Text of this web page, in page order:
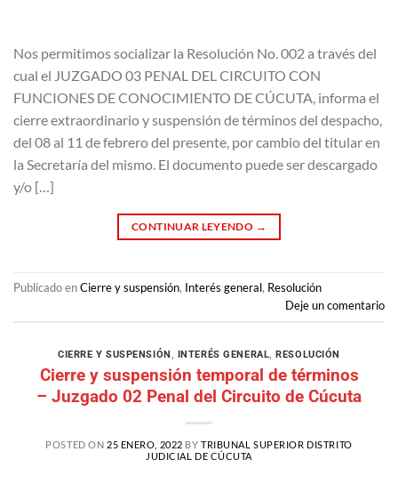
Nos permitimos socializar la Resolución No. 002 a través del
cual el JUZGADO 03 PENAL DEL CIRCUITO CON
FUNCIONES DE CONOCIMIENTO DE CÚCUTA, informa el
cierre extraordinario y suspensión de términos del despacho,
del 08 al 11 de febrero del presente, por cambio del titular en
la Secretaría del mismo. El documento puede ser descargado
y/o […]
CONTINUAR LEYENDO →
Publicado enCierre y suspensión, Interés general, Resolución
Deje un comentario
CIERRE Y SUSPENSIÓN, INTERÉS GENERAL,RESOLUCIÓN
Cierre y suspensión temporal de términos
– Juzgado 02 Penal del Circuito de Cúcuta
POSTED ON 25 ENERO, 2022 BYTRIBUNAL SUPERIOR DISTRITO
JUDICIAL DE CÚCUTA